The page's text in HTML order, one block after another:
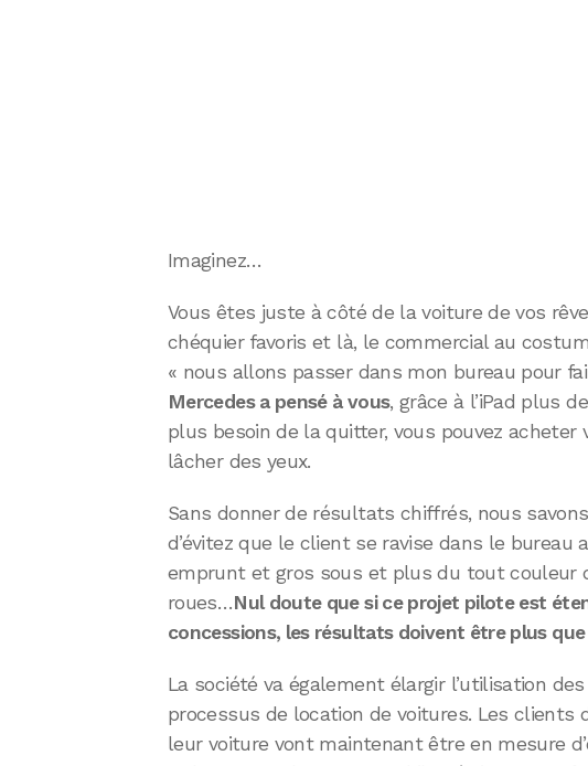
Imaginez…
Vous êtes juste à côté de la voiture de vos
chéquier favoris et là, le commercial au
« nous allons passer dans mon bureau pour
Mercedes a pensé à vous, grâce à l’iPad plus
plus besoin de la quitter, vous pouvez
lâcher des yeux.
Sans donner de résultats chiffrés, nous
d’évitez que le client se ravise dans le bureau
emprunt et gros sous et plus du tout couleur
roues…Nul doute que si ce projet pilote est
concessions, les résultats doivent être plus
La société va également élargir l’utilisation
processus de location de voitures. Les clients
leur voiture vont maintenant être en mesure